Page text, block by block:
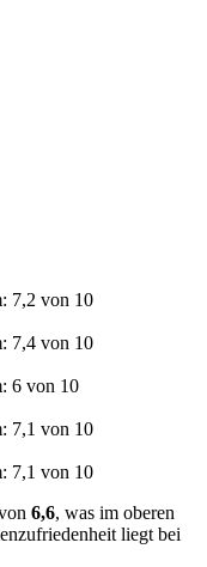
7,2 von 10
7,4 von 10
6 von 10
7,1 von 10
7,1 von 10
6,6, was im oberen
liegt bei